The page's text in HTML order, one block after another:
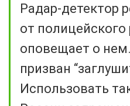
Радар-детектор
от полицейского
оповещает о
призван
Использовать